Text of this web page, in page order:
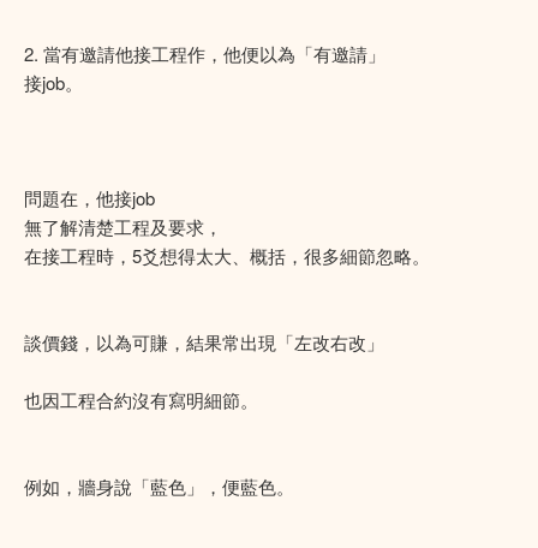
2. 當有邀請他接工程作，他便以為「有邀請」
接job。
問題在，他接job
無了解清楚工程及要求，
在接工程時，5爻想得太大、概括，很多細節忽略。
談價錢，以為可賺，結果常出現「左改右改」
也因工程合約沒有寫明細節。
例如，牆身說「藍色」，便藍色。